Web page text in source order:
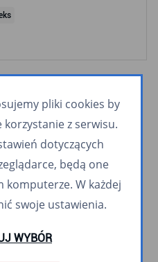
pliki cookies by
z serwisu.
dotyczących
będą one
komputerze. W każdej
swoje ustawienia.
WYBÓR